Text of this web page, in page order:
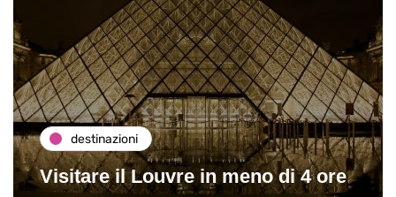
destinazioni
Visitare il Louvre in meno di 4 ore